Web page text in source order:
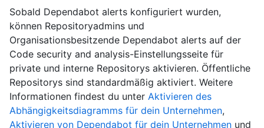
Sobald Dependabot alerts konfiguriert wurden,
können Repositoryadmins und
Organisationsbesitzende Dependabot alerts auf der
Code security and analysis-Einstellungsseite für
private und interne Repositorys aktivieren. Öffentliche
Repositorys sind standardmäßig aktiviert. Weitere
Informationen findest du unter Aktivieren des
Abhängigkeitsdiagramms für dein Unternehmen,
Aktivieren von Dependabot für dein Unternehmen und